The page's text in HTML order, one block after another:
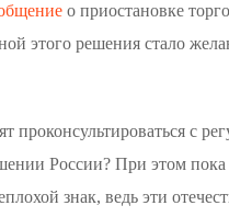
о приостановке
этого решения стало
проконсультироваться с
России? При этом пока
знак, ведь эти